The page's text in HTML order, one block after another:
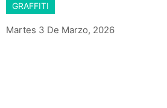
GRAFFITI
Martes 3 De Marzo, 2026